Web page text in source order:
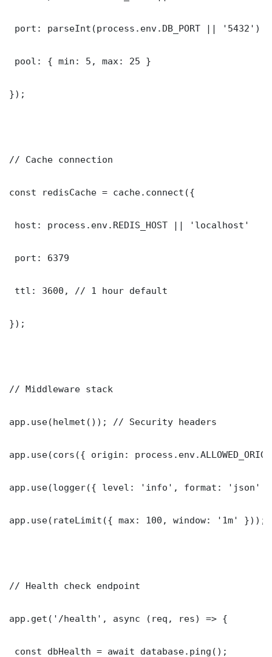
port: parseInt(process.env.DB_PORT || '5432')
pool: { min: 5, max: 25 }
});
// Cache connection
const redisCache = cache.connect({
host: process.env.REDIS_HOST || 'localhost'
port: 6379
ttl: 3600, // 1 hour default
});
// Middleware stack
app.use(helmet()); // Security headers
app.use(cors({ origin:
app.use(logger({ level: 'info', format: 'json'
app.use(rateLimit({ max: 100, window: '1m' }));
// Health check endpoint
app.get('/health', async (req, res) => {
const dbHealth = await database.ping();